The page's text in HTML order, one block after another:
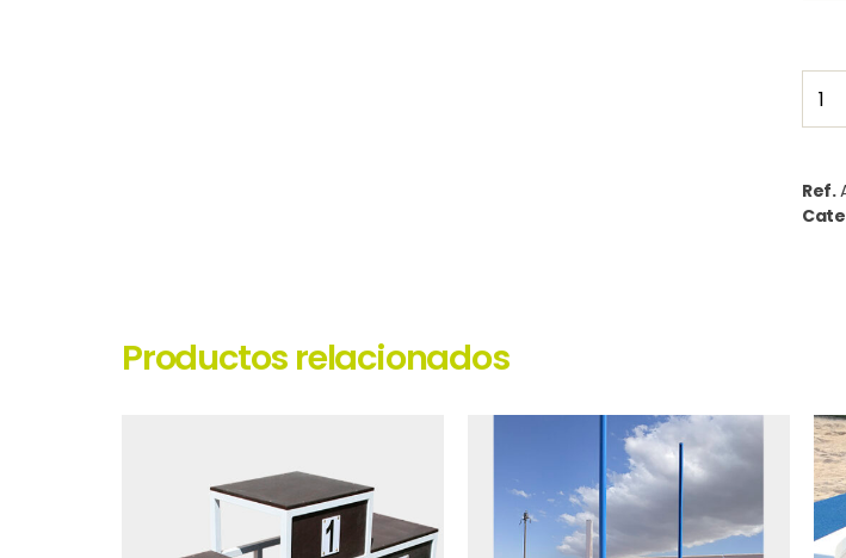
Ref.
Productos relacionados